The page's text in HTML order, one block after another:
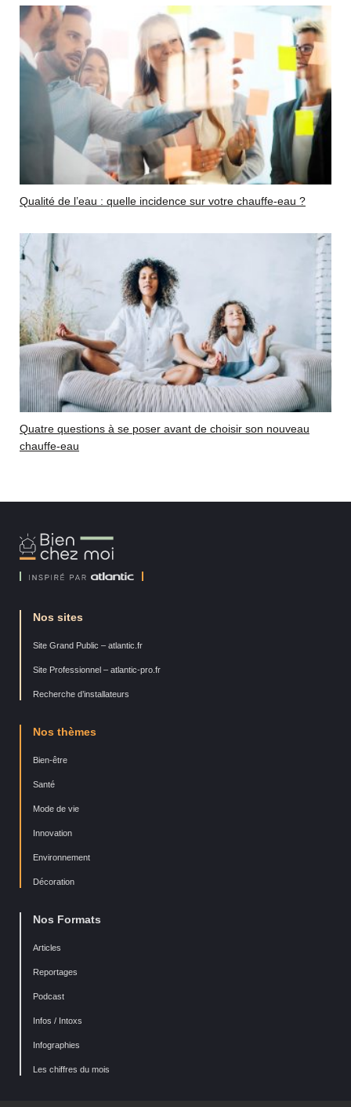
Qualité de l’eau : quelle incidence sur votre chauffe-eau ?
Quatre questions à se poser avant de choisir son nouveau
chauffe-eau
Bien
Chez
Nos sites
Site Grand Public – atlantic.fr
Site Professionnel – atlantic-pro.fr
Recherche d’installateurs
Nos thèmes
Bien-être
Santé
Mode de vie
Innovation
Environnement
Décoration
Nos Formats
Articles
Reportages
Podcast
Infos / Intoxs
Infographies
Les chiffres du mois